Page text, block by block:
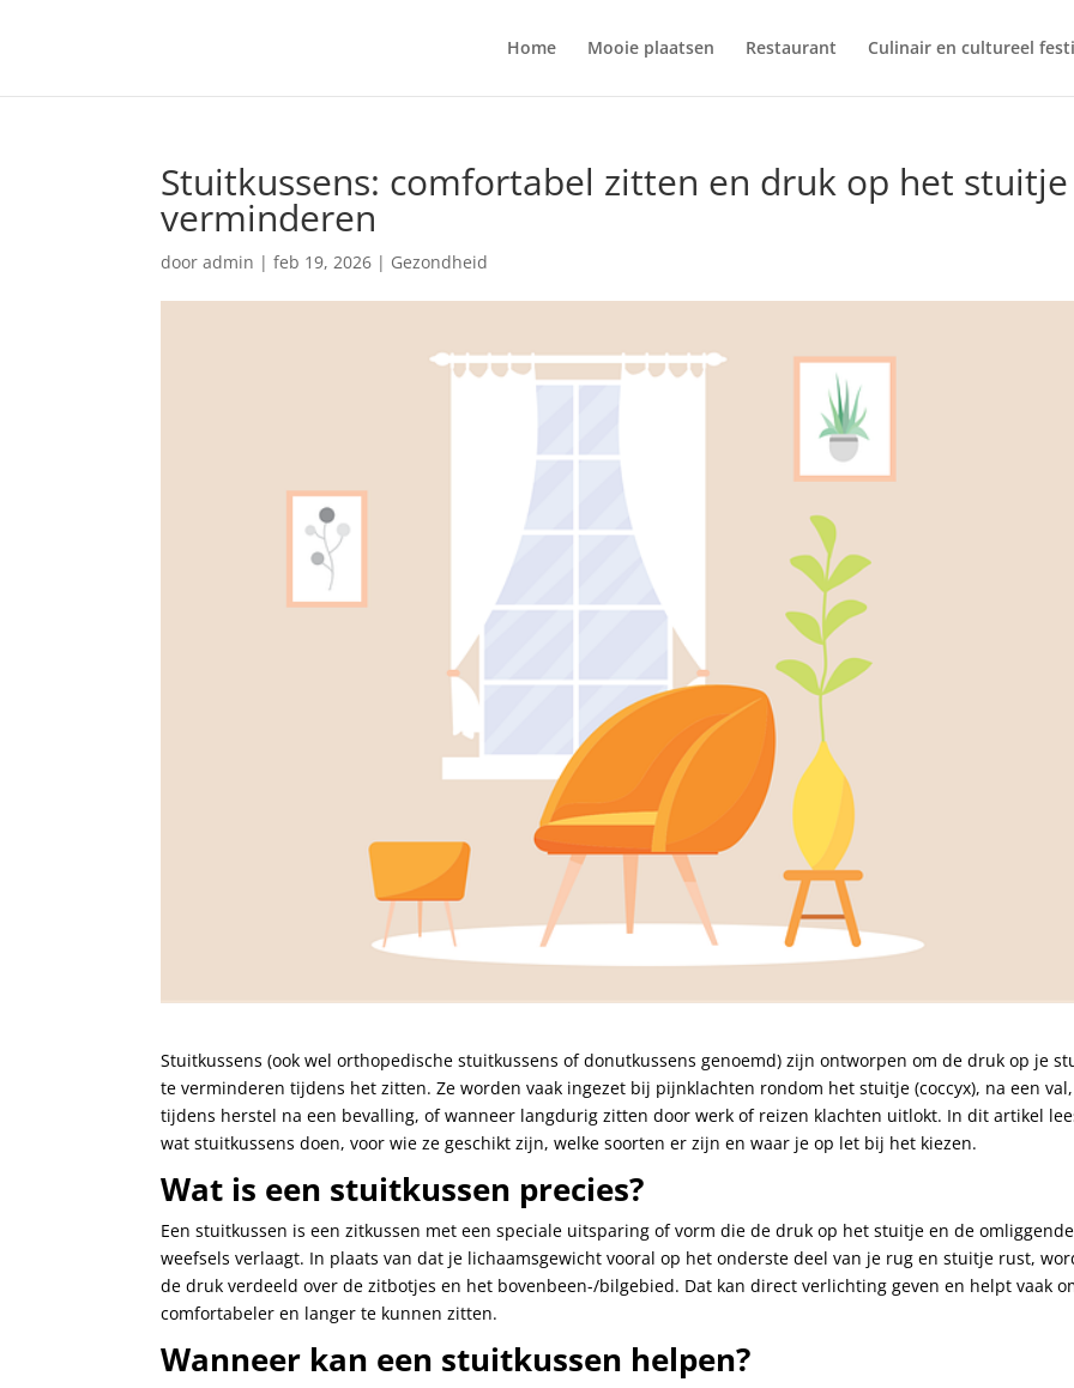
Home Mooie plaatsen Restaurant Culinair en cultureel
Stuitkussens: comfortabel zitten en druk op het stuitje
verminderen
dooradmin |feb 19, 2026 | Gezondheid
Stuitkussens (ook wel orthopedische stuitkussens of donutkussens genoemd) zijn ontworpen om de druk op je
te verminderen tijdens het zitten. Ze worden vaak ingezet bij pijnklachten rondom het stuitje (coccyx), na een val,
tijdens herstel na een bevalling, of wanneer langdurig zitten door werk of reizen klachten uitlokt. In dit artikel
wat stuitkussens doen, voor wie ze geschikt zijn, welke soorten er zijn en waar je op let bij het kiezen.
Wat is een stuitkussen precies?
Een stuitkussen is een zitkussen met een speciale uitsparing of vorm die de druk op het stuitje en de omliggende
weefsels verlaagt. In plaats van dat je lichaamsgewicht vooral op het onderste deel van je rug en stuitje rust,
de druk verdeeld over de zitbotjes en het bovenbeen-/bilgebied. Dat kan direct verlichting geven en helpt vaak
comfortabeler en langer te kunnen zitten.
Wanneer kan een stuitkussen helpen?